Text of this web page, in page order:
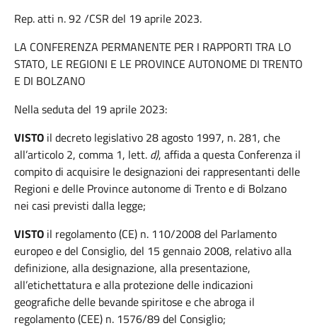
Rep. atti n. 92 /CSR del 19 aprile 2023.
LA CONFERENZA PERMANENTE PER I RAPPORTI TRA LO
STATO, LE REGIONI E LE PROVINCE AUTONOME DI TRENTO
E DI BOLZANO
Nella seduta del 19 aprile 2023:
VISTO il decreto legislativo 28 agosto 1997, n. 281, che
all’articolo 2, comma 1, lett. d), affida a questa Conferenza il
compito di acquisire le designazioni dei rappresentanti delle
Regioni e delle Province autonome di Trento e di Bolzano
nei casi previsti dalla legge;
VISTO il regolamento (CE) n. 110/2008 del Parlamento
europeo e del Consiglio, del 15 gennaio 2008, relativo alla
definizione, alla designazione, alla presentazione,
all’etichettatura e alla protezione delle indicazioni
geografiche delle bevande spiritose e che abroga il
regolamento (CEE) n. 1576/89 del Consiglio;